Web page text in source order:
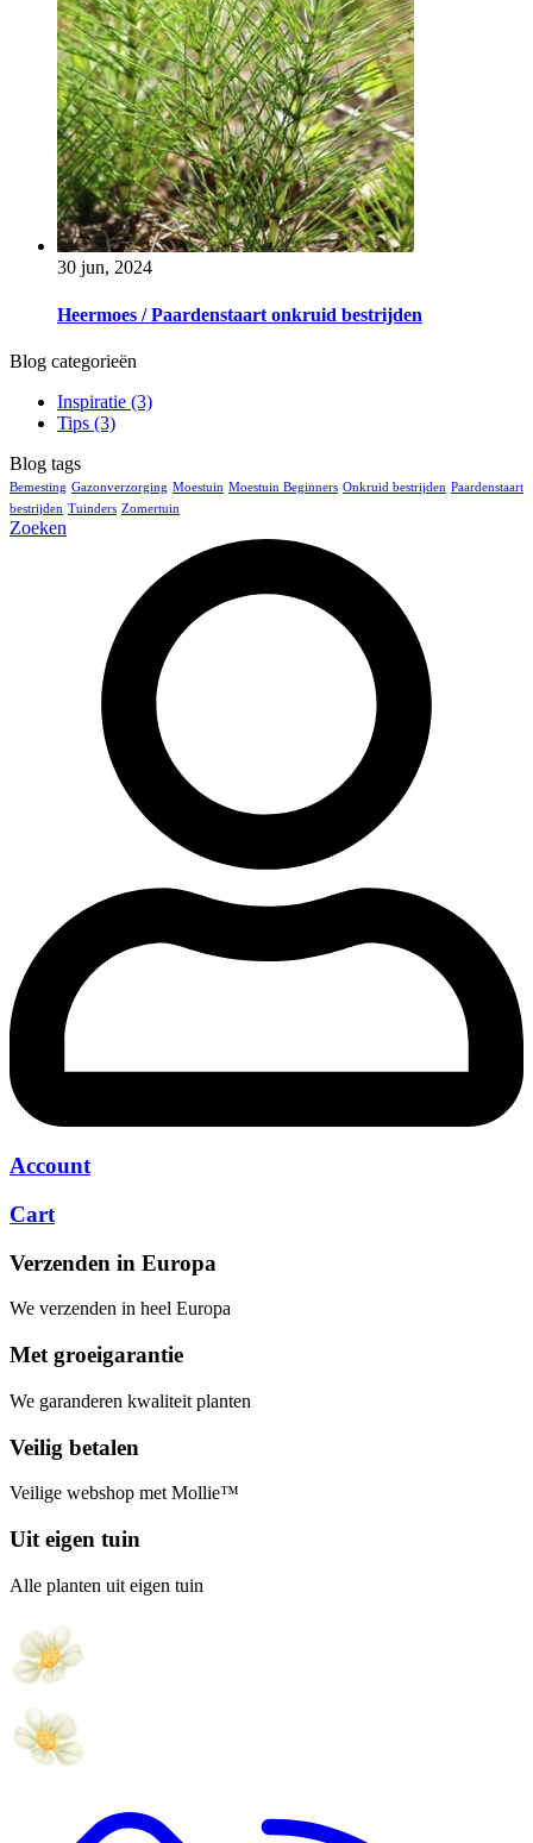
30 jun, 2024
Heermoes / Paardenstaart onkruid bestrijden
Blog categorieën
Inspiratie (3)
Tips (3)
Blog tags
Bemesting Gazonverzorging Moestuin Moestuin Beginners Onkruid bestrijden Paardenstaart
bestrijden Tuinders Zomertuin
Zoeken
Account
Cart
Verzenden in Europa
We verzenden in heel Europa
Met groeigarantie
We garanderen kwaliteit planten
Veilig betalen
Veilige webshop met Mollie™
Uit eigen tuin
Alle planten uit eigen tuin